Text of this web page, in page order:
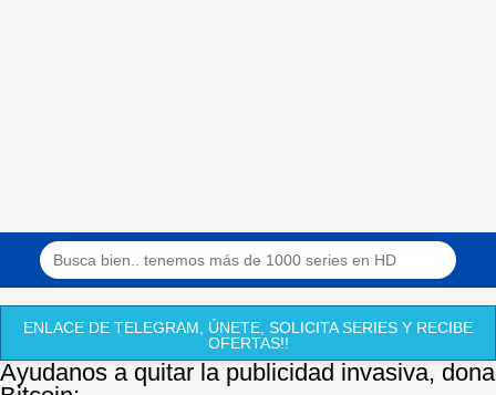
ENLACE DE TELEGRAM, ÚNETE, SOLICITA SERIES Y RECIBE
OFERTAS!!
Ayudanos a quitar la publicidad invasiva, dona